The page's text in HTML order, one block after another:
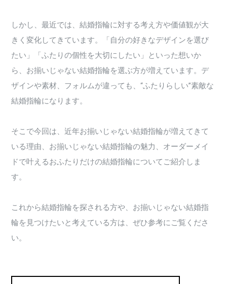
しかし、最近では、結婚指輪に対する考え方や価値観が大
きく変化してきています。「自分の好きなデザインを選び
たい」「ふたりの個性を大切にしたい」といった想いか
ら、お揃いじゃない結婚指輪を選ぶ方が増えています。デ
ザインや素材、フォルムが違っても、“ふたりらしい”素敵な
結婚指輪になります。
そこで今回は、近年お揃いじゃない結婚指輪が増えてきて
いる理由、お揃いじゃない結婚指輪の魅力、オーダーメイ
ドで叶えるおふたりだけの結婚指輪についてご紹介しま
す。
これから結婚指輪を探される方や、お揃いじゃない結婚指
輪を見つけたいと考えている方は、ぜひ参考にご覧くださ
い。